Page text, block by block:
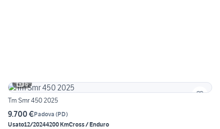
6
Tm Smr 450 2025
9.700 €Padova (PD)
Usato12/20244200 KmCross / Enduro